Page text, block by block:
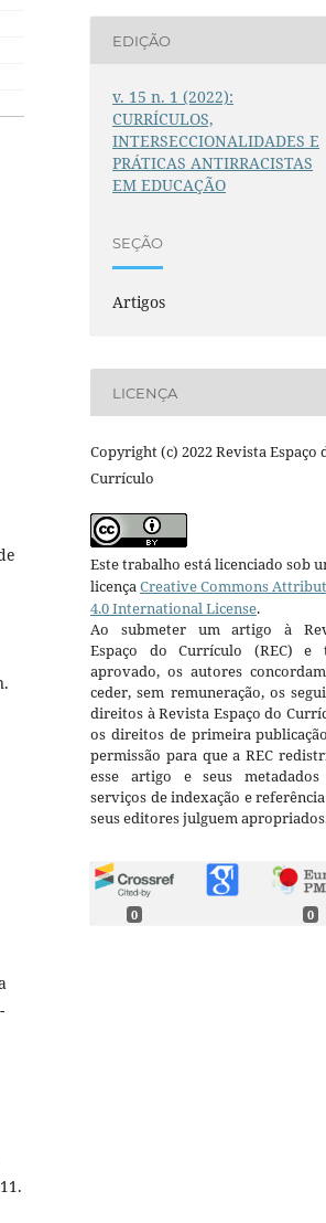
EDIÇÃO
v. 15 n. 1 (2022):
CURRÍCULOS,
INTERSECCIONALIDADES E
PRÁTICAS ANTIRRACISTAS
EM EDUCAÇÃO
SEÇÃO
Artigos
LICENÇA
Copyright (c) 2022 Revista Espaço
Currículo
Este trabalho está licenciado sob
licençaCreative Commons
4.0 International License.
Ao submeter um artigo à
Espaço do Currículo (REC) e
aprovado, os autores
ceder, sem remuneração, os
direitos à Revista Espaço do
os direitos de primeira
permissão para que a REC
esse artigo e seus metadados
serviços de indexação e
seus editores julguem
0 0